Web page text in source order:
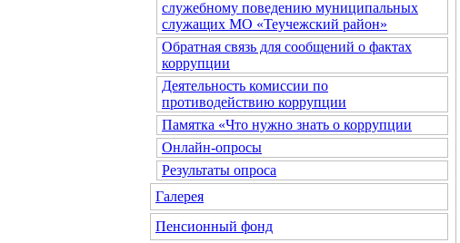
служебному поведению муниципальных
служащих МО «Теучежский район»
Обратная связь для сообщений о фактах
коррупции
Деятельность комиссии по
противодействию коррупции
Памятка «Что нужно знать о коррупции
Онлайн-опросы
Результаты опроса
Галерея
Пенсионный фонд